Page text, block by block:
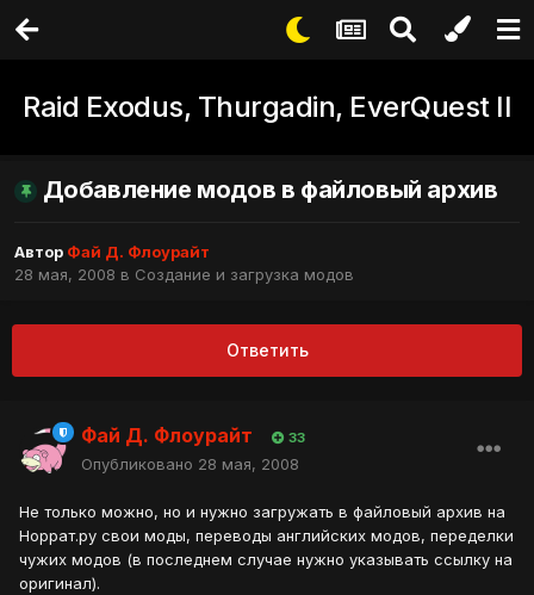
Raid Exodus, Thurgadin, EverQuest II
Добавление модов в файловый архив
Автор Фай Д. Флоурайт
28 мая, 2008 в Создание и загрузка модов
Ответить
Фай Д. Флоурайт 33
Опубликовано 28 мая, 2008
Не только можно, но и нужно загружать в файловый архив на
Норрат.ру свои моды, переводы английских модов, переделки
чужих модов (в последнем случае нужно указывать ссылку на
оригинал).